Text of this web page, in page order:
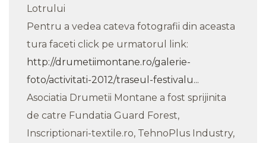
Lotrului
Pentru a vedea cateva fotografii din aceasta
tura faceti click pe urmatorul link:
http://drumetiimontane.ro/galerie-
foto/activitati-2012/traseul-festivalu...
Asociatia Drumetii Montane a fost sprijinita
de catre Fundatia Guard Forest,
Inscriptionari-textile.ro, TehnoPlus Industry,